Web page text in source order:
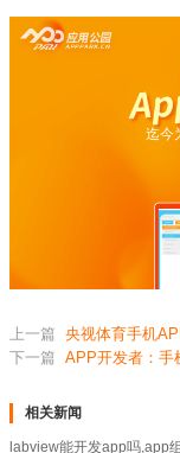
迄今
上一篇 央视体育手机
下一篇 APP开发者：手
相关新闻
labview能开发app吗,app